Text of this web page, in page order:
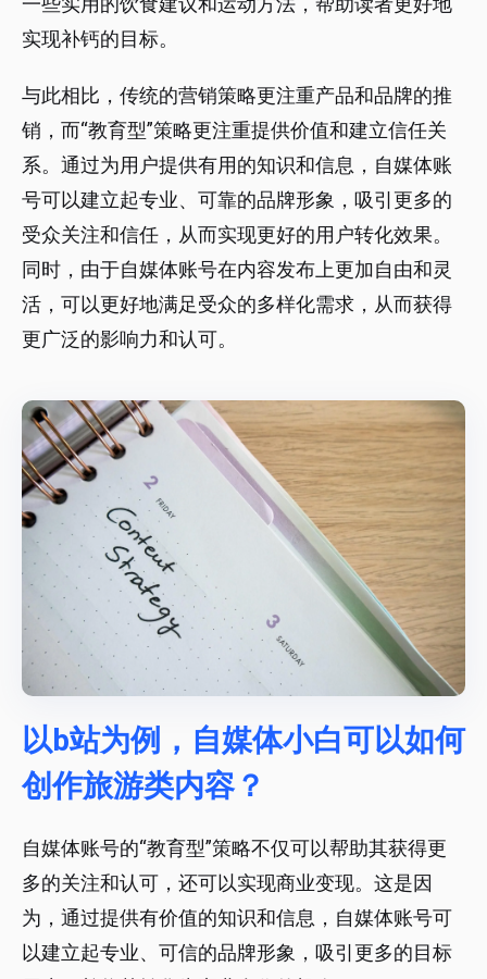
实现补钙的目标。
与此相比，传统的营销策略更注重产品和品牌的推
销，而“教育型”策略更注重提供价值和建立信任关
系。通过为用户提供有用的知识和信息，自媒体账
号可以建立起专业、可靠的品牌形象，吸引更多的
受众关注和信任，从而实现更好的用户转化效果。
同时，由于自媒体账号在内容发布上更加自由和灵
活，可以更好地满足受众的多样化需求，从而获得
更广泛的影响力和认可。
以b站为例，自媒体小白可以如何
创作旅游类内容？
自媒体账号的“教育型”策略不仅可以帮助其获得更
多的关注和认可，还可以实现商业变现。这是因
为，通过提供有价值的知识和信息，自媒体账号可
以建立起专业、可信的品牌形象，吸引更多的目标